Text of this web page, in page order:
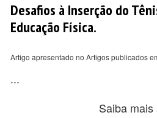
Desafios à Inserção do
Educação Física.
Artigo apresentado no Artigos publicados
...
Saiba